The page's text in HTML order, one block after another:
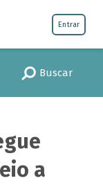
Entrar
Buscar
a